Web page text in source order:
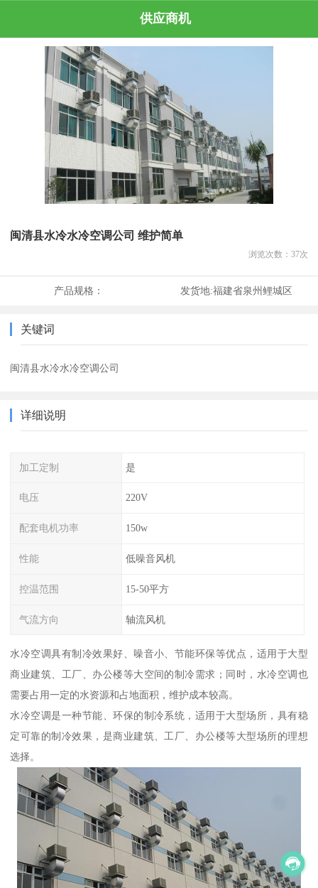
供应商机
闽清县水冷水冷空调公司 维护简单
浏览次数： 37次
产品规格： 发货地:福建省泉州鲤城区
关键词
闽清县水冷水冷空调公司
详细说明
加工定制 是
电压 220V
配套电机功率 150w
性能 低噪音风机
控温范围 15-50平方
气流方向 轴流风机
水冷空调具有制冷效果好、噪音小、节能环保等优点，适用于大型
商业建筑、工厂、办公楼等大空间的制冷需求；同时，水冷空调也
需要占用一定的水资源和占地面积，维护成本较高。
水冷空调是一种节能、环保的制冷系统，适用于大型场所，具有稳
定可靠的制冷效果，是商业建筑、工厂、办公楼等大型场所的理想
选择。